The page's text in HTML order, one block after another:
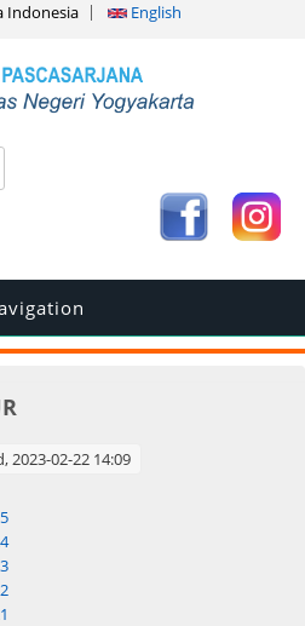
Indonesia English
2023-02-22 14:09